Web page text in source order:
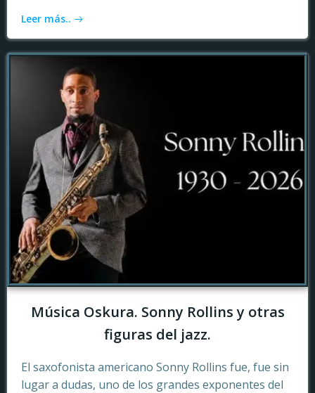
Leer más..
Música Oskura. Sonny Rollins y otras
figuras del jazz.
El saxofonista americano Sonny Rollins fue, fue sin
lugar a dudas, uno de los grandes exponentes del